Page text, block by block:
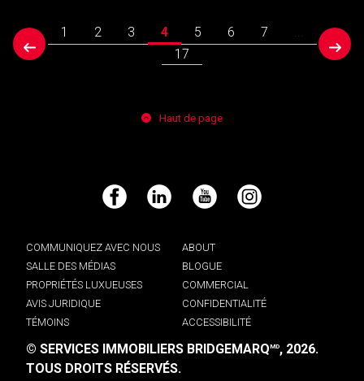
prev
1 2 3 4 5 6 7
17
next
Haut de page
Facebook LinkedIn YouTube Instagram
COMMUNIQUEZ AVEC NOUS
ABOUT
SALLE DES MÉDIAS
BLOGUE
PROPRIÉTÉS LUXUEUSES
COMMERCIAL
AVIS JURIDIQUE
CONFIDENTIALITÉ
TÉMOINS
ACCESSIBILITÉ
© SERVICES IMMOBILIERS BRIDGEMARQMD, 2026.
TOUS DROITS RÉSERVÉS.